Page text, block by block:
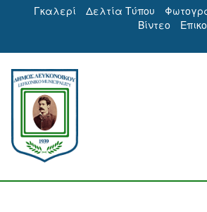
Γκαλερί Δελτία Τύπου
Βίντεο